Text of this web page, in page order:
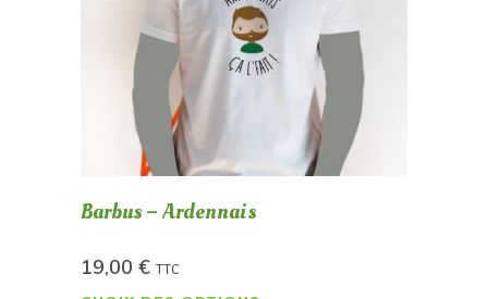
Barbus – Ardennais
19,00 € TTC